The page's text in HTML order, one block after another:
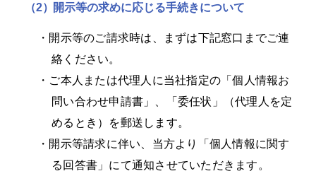
（2） 開示等の求めに応じる手続きについて
・ 開示等のご請求時は、まずは下記窓口までご連
絡ください。
・ ご本人または代理人に当社指定の「個人情報お
問い合わせ申請書」、「委任状」（代理人を定
めるとき）を郵送します。
・ 開示等請求に伴い、当方より「個人情報に関す
る回答書」にて通知させていただきます。